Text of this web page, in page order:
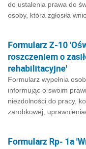
do ustalenia prawa do
osoby, która zgłosiła
Formularz Z-10
roszczeniem o
rehabilitacyjne'
Formularz wypełnia
informując o swoim
niezdolności do pracy,
zarobkowej,
Formularz Rp- 1a